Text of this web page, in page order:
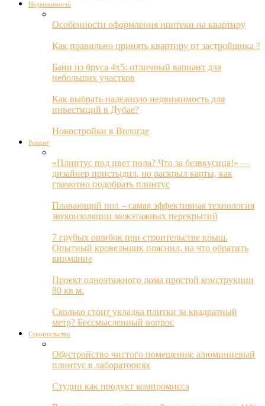
Недвижимость
Особенности оформления ипотеки на квартиру
Как правильно принять квартиру от застройщика ?
Бани из бруса 4х5: отличный вариант для
небольших участков
Как выбрать надежную недвижимость для
инвестиций в Дубае?
Новостройки в Вологде
Ремонт
«Плинтус под цвет пола? Что за безвкусица!» —
дизайнер пристыдил, но раскрыл карты, как
грамотно подобрать плинтус
Плавающий пол – самая эффективная технология
звукоизоляции межэтажных перекрытий
7 грубых ошибок при строительстве крыш.
Опытный кровельщик пояснил, на что обратить
внимание
Проект одноэтажного дома простой конструкции
80 кв м.
Сколько стоит укладка плитки за квадратный
метр? Бессмысленный вопрос
Строительство
Обустройство чистого помещения: алюминиевый
плинтус в лабораториях
Студии как продукт компромисса